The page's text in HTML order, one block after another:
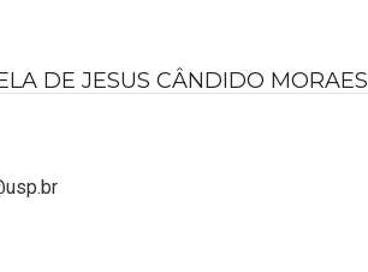
DE JESUS CÂNDIDO MORAES